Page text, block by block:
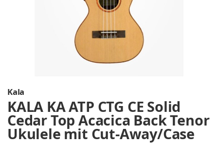
Kala
KALA KA ATP CTG CE Solid
Cedar Top Acacica Back Tenor
Ukulele mit Cut-Away/Case